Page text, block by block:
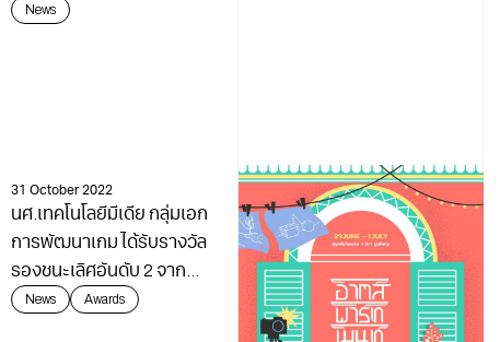
News
31 October 2022
นศ.เทคโนโลยีมีเดีย กลุ่มเอก
การพัฒนาเกม ได้รับรางวัล
รองชนะเลิศอันดับ 2 จาก
The Game Maker เมื่อวันที่
News Awards